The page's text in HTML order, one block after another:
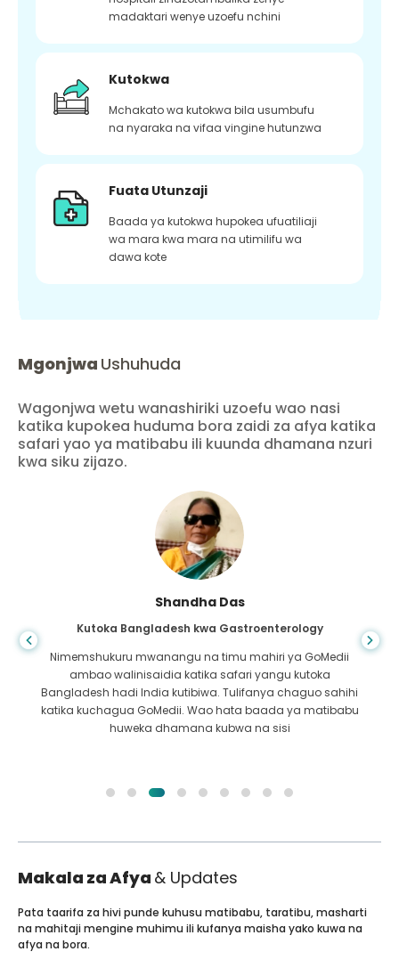
madaktari wenye uzoefu nchini
Kutokwa
Mchakato wa kutokwa bila usumbufu
na nyaraka na vifaa vingine hutunzwa
Fuata Utunzaji
Baada ya kutokwa hupokea ufuatiliaji
wa mara kwa mara na utimilifu wa
dawa kote
Mgonjwa Ushuhuda
Wagonjwa wetu wanashiriki uzoefu wao nasi
katika kupokea huduma bora zaidi za afya katika
safari yao ya matibabu ili kuunda dhamana nzuri
kwa siku zijazo.
Shandha Das
Kutoka Bangladesh kwa Gastroenterology
Nimemshukuru mwanangu na timu mahiri ya GoMedii
ambao walinisaidia katika safari yangu kutoka
Bangladesh hadi India kutibiwa. Tulifanya chaguo sahihi
katika kuchagua GoMedii. Wao hata baada ya matibabu
huweka dhamana kubwa na sisi
Makala za Afya & Updates
Pata taarifa za hivi punde kuhusu matibabu, taratibu, masharti
na mahitaji mengine muhimu ili kufanya maisha yako kuwa na
afya na bora.